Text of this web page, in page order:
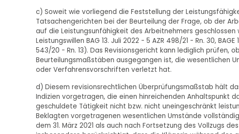
c) Soweit wie vorliegend die Feststellung der
Tatsachengerichten bei der Beurteilung der Frage, ob der
auf die Leistungsunfähigkeit des Arbeitnehmers geschlossen
Leistungswillen BAG 13. Juli 2022 - 5 AZR 498/21 - Rn. 30,
543/20 - Rn. 13). Das Revisionsgericht kann lediglich prüfen,
Beurteilungsmaßstäben ausgegangen ist, die wesentlichen
oder Verfahrensvorschriften verletzt hat.
d) Diesem revisionsrechtlichen Überprüfungsmaßstab hält
Indizien vorgetragen, die einen hinreichenden Anhaltspunkt
geschuldete Tätigkeit nicht bzw. nicht uneingeschränkt
Beklagten vorgetragenen wesentlichen Umstände
dem 31. März 2021 als auch nach Fortsetzung des Vollzugs